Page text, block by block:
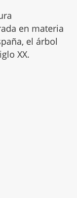
en materia
el árbol
XX.